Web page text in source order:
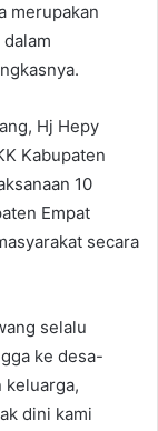
merupakan
Hj Hepy
Kabupaten
10
Empat
secara
selalu
ke desa-
keluarga,
dini kami